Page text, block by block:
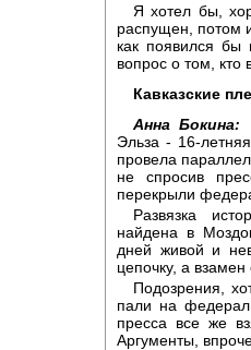
Я хотел бы,
распущен, потом
как появился
вопрос о том, кто
Кавказские
Анна Бокина:
Эльза - 16-
провела
не спросив
перекрыли
Развязка
найдена в
дней живой и
цепочку, а
Подозрения,
пали на
пресса все же
Аргументы,